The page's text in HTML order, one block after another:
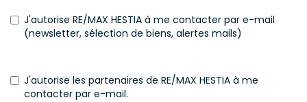
J'autorise RE/MAX HESTIA à me contacter par e-mail
(newsletter, sélection de biens, alertes mails)
J'autorise les partenaires de RE/MAX HESTIA à me
contacter par e-mail.